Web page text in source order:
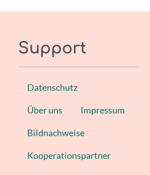
Support
Datenschutz
Über uns Impressum
Bildnachweise
Kooperationspartner